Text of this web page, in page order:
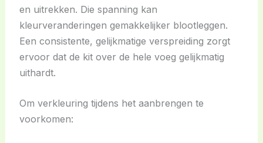
en uitrekken. Die spanning kan
kleurveranderingen gemakkelijker blootleggen.
Een consistente, gelijkmatige verspreiding zorgt
ervoor dat de kit over de hele voeg gelijkmatig
uithardt.
Om verkleuring tijdens het aanbrengen te
voorkomen: